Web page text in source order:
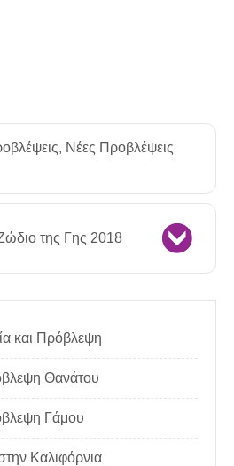
Νέες Προβλέψεις
της Γης 2018
και Πρόβλεψη
Θανάτου
Γάμου
Καλιφόρνια